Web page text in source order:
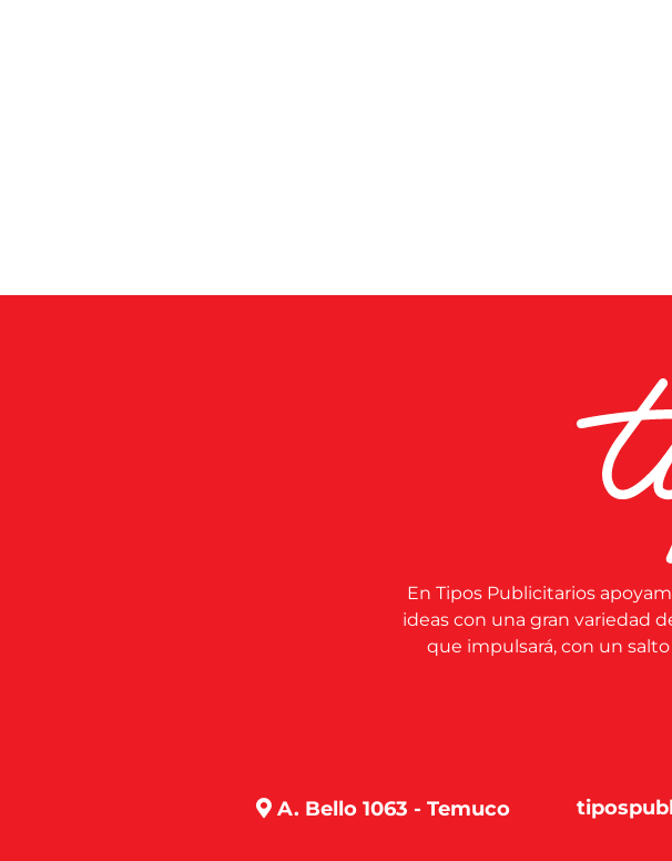
En Tipos Publicitarios
ideas con una gran variedad
que impulsará, con un
A. Bello 1063 - Temuco